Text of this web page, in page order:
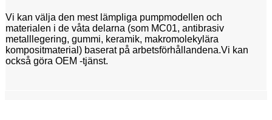
Vi kan välja den mest lämpliga pumpmodellen och
materialen i de våta delarna (som MC01, antibrasiv
metalllegering, gummi, keramik, makromolekylära
kompositmaterial) baserat på arbetsförhållandena.Vi kan
också göra OEM -tjänst.